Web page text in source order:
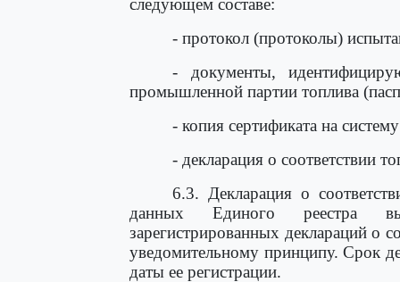
следующем составе:
- протокол (протоколы)
- документы,
промышленной партии топлива
- копия сертификата на
- декларация о соответствии
6.3. Декларация о
данных Единого реестра
зарегистрированных деклараций о
уведомительному принципу. Срок
даты ее регистрации.